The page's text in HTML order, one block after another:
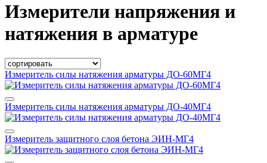
Измерители напряжения и
натяжения в арматуре
Измеритель силы натяжения арматуры ДО-60МГ4
Измеритель силы натяжения арматуры ДО-40МГ4
Измеритель защитного слоя бетона ЭИН-МГ4